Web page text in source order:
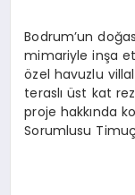
Bodrum’un
mimariyle inşa
özel havuzlu
teraslı üst kat
proje hakkında
Sorumlusu